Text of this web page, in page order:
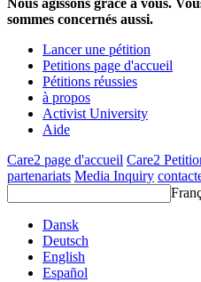
Nous agissons grâce à vous.
sommes concernés aussi.
Lancer une pétition
Petitions page d'accueil
Pétitions réussies
à propos
Activist University
Aide
Care2 page d'accueil Care2
partenariats Media Inquiry
Dansk
Deutsch
English
Español